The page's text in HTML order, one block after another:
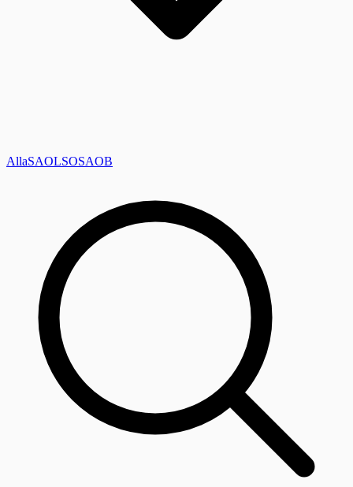
AllaSAOLSOSAOB